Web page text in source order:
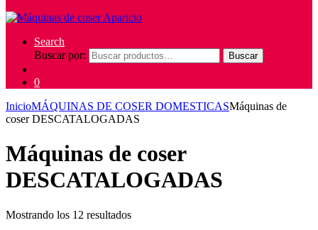
Search
Buscar por:
Buscar
0
InicioMÁQUINAS DE COSER DOMESTICASMáquinas de
coser DESCATALOGADAS
Máquinas de coser
DESCATALOGADAS
Mostrando los 12 resultados